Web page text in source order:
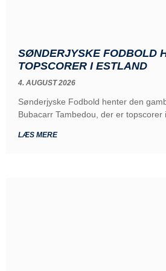
SØNDERJYSKE FODBOLD
TOPSCORER I ESTLAND
4. AUGUST 2026
Sønderjyske Fodbold henter den
Bubacarr Tambedou, der er topscorer
LÆS MERE